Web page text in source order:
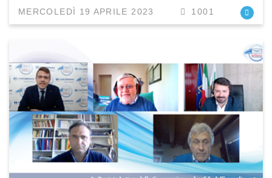
MERCOLEDÌ 19 APRILE 2023 1001